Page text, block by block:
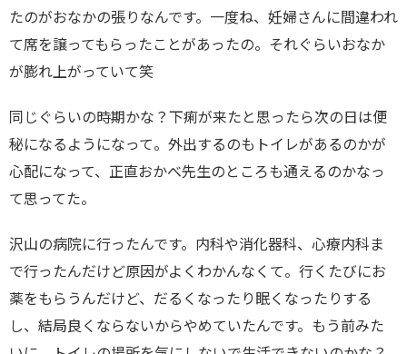
たのがおなかの張りなんです。一度ね、妊婦さんに間違われ
て席を譲ってもらったことがあったの。それぐらいおなか
が膨れ上がっていて笑
同じぐらいの時期かな？下痢が来たと思ったら次の日は便
秘になるようになって。外出するのもトイレがあるのかが
心配になって、正直おかべ先生のところも通えるのかなっ
て思ってた。
沢山の病院に行ったんです。内科や消化器科、心療内科ま
で行ったんだけど原因がよくわかんなくて。行くたびにお
薬をもらうんだけど、だるくなったり眠くなったりする
し、結局良くならないからやめていたんです。もう前みた